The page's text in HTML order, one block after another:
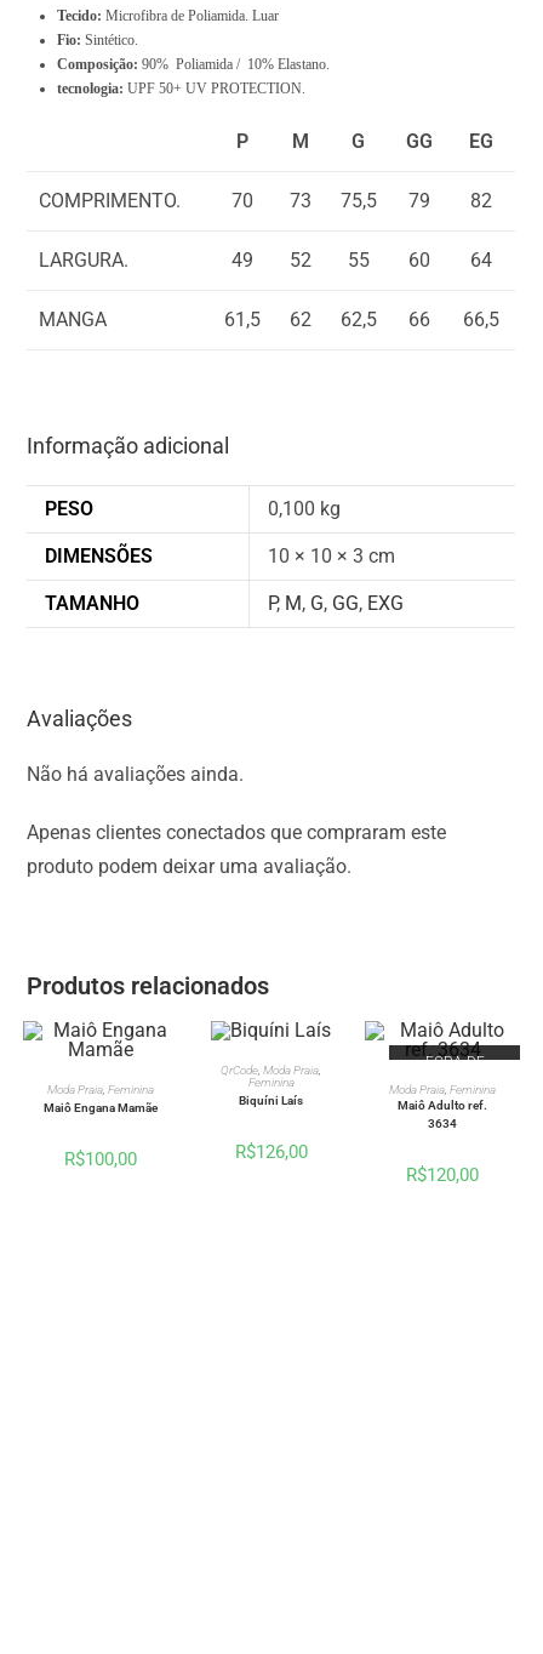
0
Tecido: Microfibra de Poliamida. Luar
Fio: Sintético.
Composição: 90% Poliamida / 10% Elastano.
tecnologia:UPF 50+ UV PROTECTION.
P M G GG EG
COMPRIMENTO. 70 73 75,5 79 82
LARGURA. 49 52 55 60 64
MANGA 61,5 62 62,5 66 66,5
Informação adicional
PESO 0,100 kg
DIMENSÕES 10 × 10 × 3 cm
TAMANHO P, M, G, GG, EXG
Avaliações
Não há avaliações ainda.
Apenas clientes conectados que compraram este
produto podem deixar uma avaliação.
Produtos relacionados
VER OPÇÕES
Moda Praia, Feminina
Maiô Engana Mamãe
R$100,00
FORA DE
ESTOQUE
VER OPÇÕES
QrCode,Moda Praia,
Feminina
Biquíni Laís
R$126,00
FORA DE
VER OPÇÕES
Moda Praia ,Feminina
Maiô Adulto ref.
3634
R$120,00